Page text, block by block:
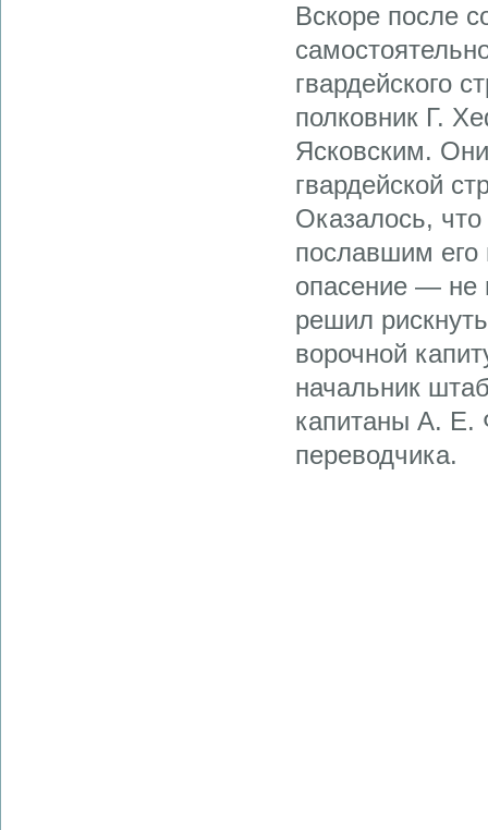
Вскоре после
гвардейского
полковник Г.
Ясковским.
гвардейской
Оказалось,
пославшим
опасение — не
решил
ворочной
началь­ник
капитаны А. Е.
перевод­чика.